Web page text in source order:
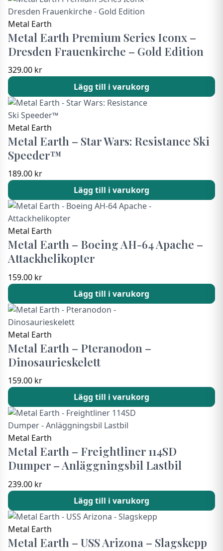
Metal Earth
Metal Earth Premium Series Iconx –
Dresden Frauenkirche – Gold Edition
329.00 kr
Lägg till i varukorg
Metal Earth
Metal Earth – Star Wars: Resistance Ski
Speeder™
189.00 kr
Lägg till i varukorg
Metal Earth
Metal Earth – Boeing AH-64 Apache –
Attackhelikopter
159.00 kr
Lägg till i varukorg
Metal Earth
Metal Earth – Pteranodon –
Dinosaurieskelett
159.00 kr
Lägg till i varukorg
Metal Earth
Metal Earth – Freightliner 114SD
Dumper – Anläggningsbil Lastbil
239.00 kr
Lägg till i varukorg
Metal Earth
Metal Earth – USS Arizona – Slagskepp